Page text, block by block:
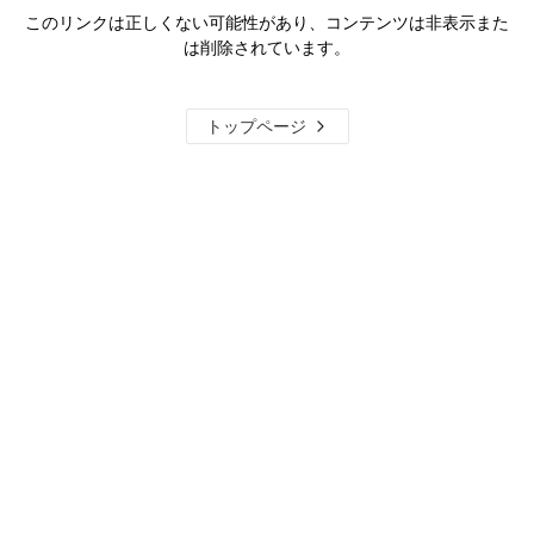
このリンクは正しくない可能性があり、コンテンツは非表示また
は削除されています。
トップページ